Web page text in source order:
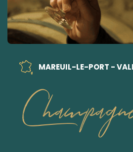
MAREUIL-LE-PORT -